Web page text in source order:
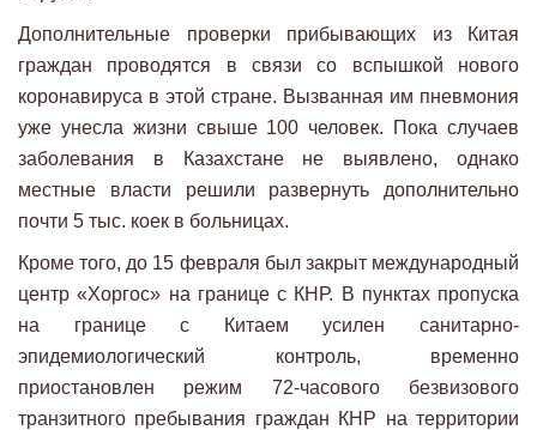
Дополнительные проверки прибывающих из Китая
граждан проводятся в связи со вспышкой нового
коронавируса в этой стране. Вызванная им пневмония
уже унесла жизни свыше 100 человек. Пока случаев
заболевания в Казахстане не выявлено, однако
местные власти решили развернуть дополнительно
почти 5 тыс. коек в больницах.
Кроме того, до 15 февраля был закрыт международный
центр «Хоргос» на границе с КНР. В пунктах пропуска
на границе с Китаем усилен санитарно-
эпидемиологический контроль, временно
приостановлен режим 72-часового безвизового
транзитного пребывания граждан КНР на территории